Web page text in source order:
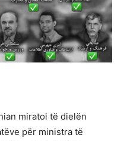
miratoi të dielën
për ministra të